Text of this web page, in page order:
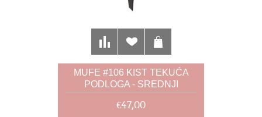
MUFE #106 KIST TEKUĆA
PODLOGA - SREDNJI
€47,00